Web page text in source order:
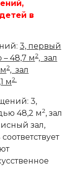
в
3, первый
48,7 м2, зал
2, зал
м2.
3,
48,2 м2, зал
зал,